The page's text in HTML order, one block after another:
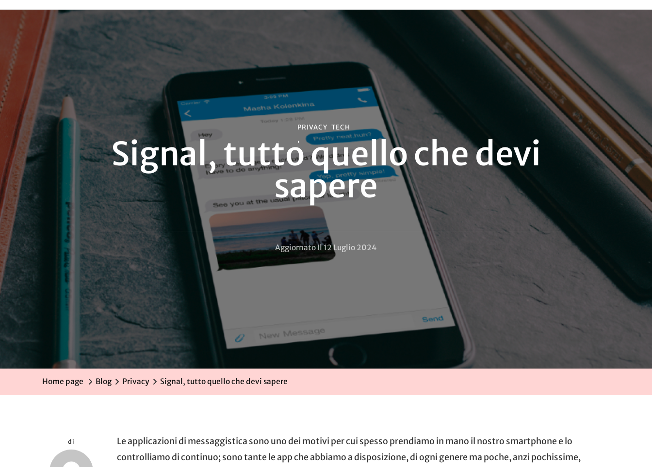
PRIVACY TECH
Signal, tutto quello che devi
sapere
Aggiornato Il12 Luglio 2024
Home page Blog Privacy Signal, tutto quello che devi sapere
di
Le applicazioni di messaggistica sono uno dei motivi per cui spesso prendiamo in mano il nostro smartphone e lo
controlliamo di continuo; sono tante le app che abbiamo a disposizione, di ogni genere ma poche, anzi pochissime,